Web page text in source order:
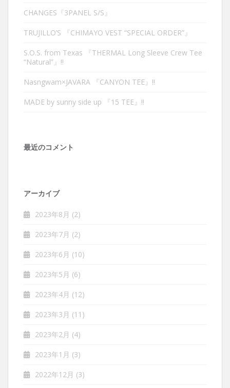
CHANGES『3PANEL S/S』
TRUJILLO’S 『CHIMAYO VEST “SPECIAL ORDER”』
S.O.S. from Texas 『THERMAL Long Sleeve Crew Tee
“Natural”』‼︎
Nasngwam×JAVARA 『CANYON TEE』‼︎
MADE by sunny side up 『15 TEE』‼︎
最近のコメント
アーカイブ
2023年8月 (2)
2023年7月 (2)
2023年6月 (10)
2023年5月 (6)
2023年4月 (12)
2023年3月 (11)
2023年2月 (4)
2023年1月 (3)
2022年12月 (3)